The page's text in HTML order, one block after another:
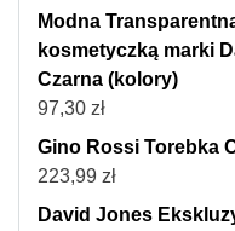
Modna
kosmetyczką marki
Czarna (kolory)
97,30 zł
Gino Rossi Torebka
223,99 zł
David Jones